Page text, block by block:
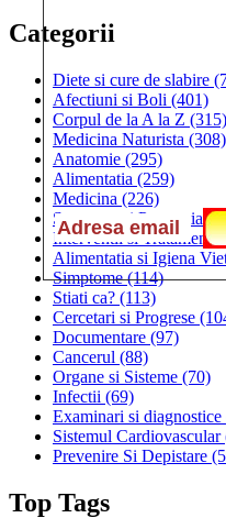
Categorii
Diete si cure de slabire
Afectiuni si Boli (401)
Corpul de la A la Z (315)
Medicina Naturista (308)
Anatomie (295)
Alimentatia (259)
Medicina (226)
Sanatatea si Preventia
Interventii si Tratamente
Alimentatia si Igiena
Simptome(114)
Stiati ca? (113)
Cercetari si Progrese
Documentare (97)
Cancerul (88)
Organe si Sisteme (70)
Infectii (69)
Examinari si diagnostice
Sistemul Cardiovascular
Prevenire Si Depistare
Top Tags